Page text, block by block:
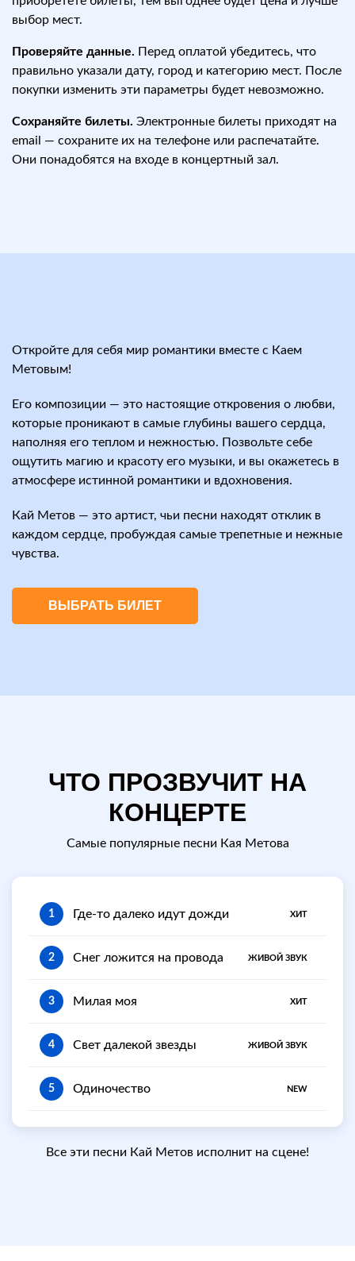
выбор мест.
Проверяйте данные. Перед оплатой убедитесь, что
правильно указали дату, город и категорию мест. После
покупки изменить эти параметры будет невозможно.
Сохраняйте билеты. Электронные билеты приходят на
email — сохраните их на телефоне или распечатайте.
Они понадобятся на входе в концертный зал.
Откройте для себя мир романтики вместе с Каем
Метовым!
Его композиции — это настоящие откровения о любви,
которые проникают в самые глубины вашего сердца,
наполняя его теплом и нежностью. Позвольте себе
ощутить магию и красоту его музыки, и вы окажетесь в
атмосфере истинной романтики и вдохновения.
Кай Метов — это артист, чьи песни находят отклик в
каждом сердце, пробуждая самые трепетные и нежные
чувства.
ВЫБРАТЬ БИЛЕТ
ЧТО ПРОЗВУЧИТ НА
КОНЦЕРТЕ
Самые популярные песни Кая Метова
1 Где-то далеко идут дожди ХИТ
2 Снег ложится на провода ЖИВОЙ ЗВУК
3 Милая моя ХИТ
4 Свет далекой звезды ЖИВОЙ ЗВУК
5 Одиночество NEW
Все эти песни Кай Метов исполнит на сцене!